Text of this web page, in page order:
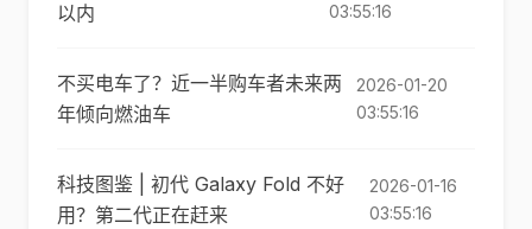
以内
03:55:16
不买电车了？近一半购车者未来两
年倾向燃油车
2026-01-20
03:55:16
科技图鉴 | 初代 Galaxy Fold 不好
用？第二代正在赶来
2026-01-16
03:55:16